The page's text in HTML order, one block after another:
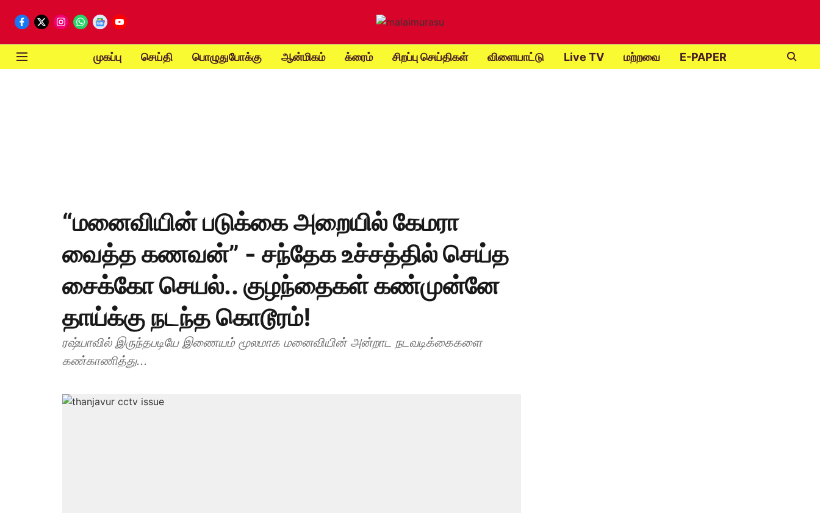
முகப்பு செய்தி பொழுதுபோக்கு ஆன்மிகம் க்ரைம் சிறப்பு செய்திகள் விளையாட்டு Live TV மற்றவை E-PAPER
“மனைவியின் படுக்கை அறையில் கேமரா
வைத்த கணவன்” - சந்தேக உச்சத்தில் செய்த
சைக்கோ செயல்.. குழந்தைகள் கண்முன்னே
தாய்க்கு நடந்த கொடூரம்!
ரஷ்யாவில் இருந்தபடியே இணையம் மூலமாக மனைவியின் அன்றாட நடவடிக்கைகளை
கண்காணித்து...